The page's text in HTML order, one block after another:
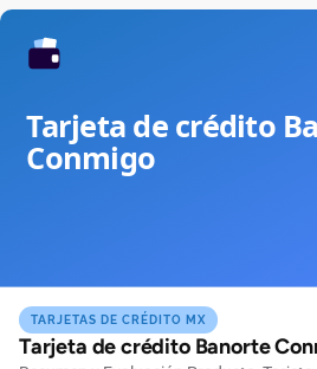
TARJETAS DE CRÉDITO MX
Tarjeta de crédito Banorte